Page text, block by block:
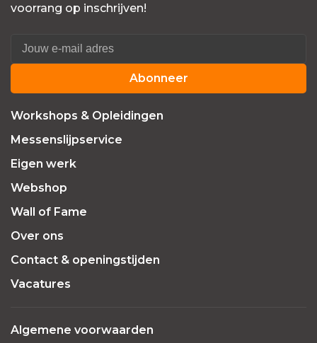
voorrang op inschrijven!
Abonneer
Workshops & Opleidingen
Messenslijpservice
Eigen werk
Webshop
Wall of Fame
Over ons
Contact & openingstijden
Vacatures
Algemene voorwaarden